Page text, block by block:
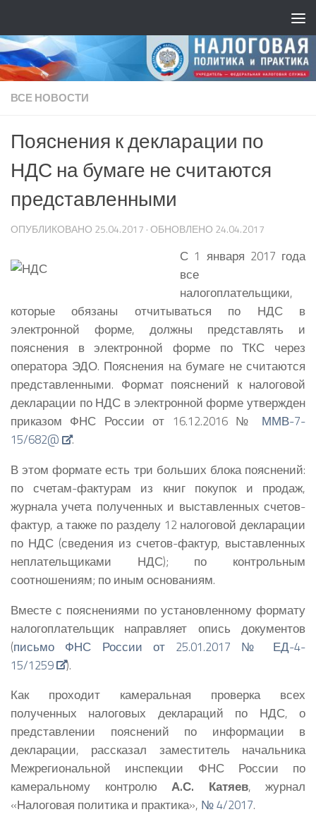
ВСЕ НОВОСТИ
Пояснения к декларации по
НДС на бумаге не считаются
представленными
ОПУБЛИКОВАНО 25.04.2017 · ОБНОВЛЕНО 24.04.2017
С 1 января 2017 года
все
налогоплательщики,
которые обязаны отчитываться по НДС в
электронной форме, должны представлять и
пояснения в электронной форме по ТКС через
оператора ЭДО. Пояснения на бумаге не считаются
представленными. Формат пояснений к налоговой
декларации по НДС в электронной форме утвержден
приказом ФНС России от 16.12.2016 № ММВ-7-
15/682@
.
В этом формате есть три больших блока пояснений:
по счетам-фактурам из книг покупок и продаж,
журнала учета полученных и выставленных счетов-
фактур, а также по разделу 12 налоговой декларации
по НДС (сведения из счетов-фактур, выставленных
неплательщиками НДС); по контрольным
соотношениям; по иным основаниям.
Вместе с пояснениями по установленному формату
налогоплательщик направляет опись документов
(письмо ФНС России от 25.01.2017 № ЕД-4-
15/1259
).
Как проходит камеральная проверка всех
полученных налоговых деклараций по НДС, о
представлении пояснений по информации в
декларации, рассказал заместитель начальника
Межрегиональной инспекции ФНС России по
камеральному контролю А.С. Катяев, журнал
«Налоговая политика и практика», № 4/2017.